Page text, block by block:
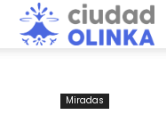
Miradas